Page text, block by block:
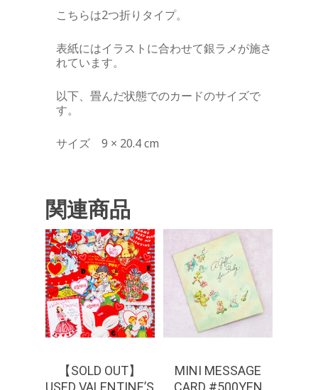
こちらは2つ折りタイプ。
表紙にはイラストに合わせて銀ラメが施さ
れています。
以下、畳んだ状態でのカードのサイズで
す。
サイズ 9 × 20.4 cm
関連商品
¥770
【SOLD OUT】
¥550
MINI MESSAGE